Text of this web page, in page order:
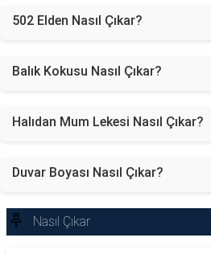
502 Elden Nasıl Çıkar?
Balık Kokusu Nasıl Çıkar?
Halıdan Mum Lekesi Nasıl Çıkar?
Duvar Boyası Nasıl Çıkar?
Nasıl Çıkar